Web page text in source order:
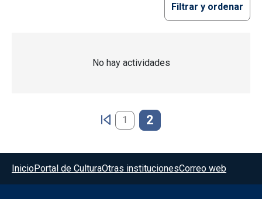
Filtrar y ordenar
No hay actividades
1 2
Menú del pie
InicioPortal de CulturaOtras institucionesCorreo web